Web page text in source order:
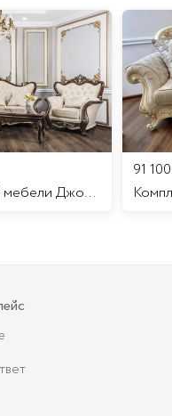
Комплект мягкой мебели Джоконда
91 100